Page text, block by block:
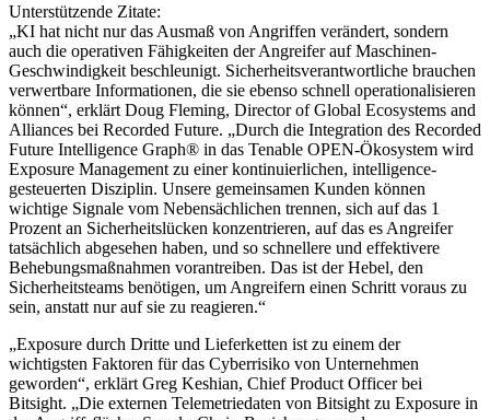
Unterstützende Zitate:
„KI hat nicht nur das Ausmaß von Angriffen verändert, sondern
auch die operativen Fähigkeiten der Angreifer auf Maschinen-
Geschwindigkeit beschleunigt. Sicherheitsverantwortliche brauchen
verwertbare Informationen, die sie ebenso schnell operationalisieren
können“, erklärt Doug Fleming, Director of Global Ecosystems and
Alliances bei Recorded Future. „Durch die Integration des Recorded
Future Intelligence Graph® in das Tenable OPEN-Ökosystem wird
Exposure Management zu einer kontinuierlichen, intelligence-
gesteuerten Disziplin. Unsere gemeinsamen Kunden können
wichtige Signale vom Nebensächlichen trennen, sich auf das 1
Prozent an Sicherheitslücken konzentrieren, auf das es Angreifer
tatsächlich abgesehen haben, und so schnellere und effektivere
Behebungsmaßnahmen vorantreiben. Das ist der Hebel, den
Sicherheitsteams benötigen, um Angreifern einen Schritt voraus zu
sein, anstatt nur auf sie zu reagieren.“
„Exposure durch Dritte und Lieferketten ist zu einem der
wichtigsten Faktoren für das Cyberrisiko von Unternehmen
geworden“, erklärt Greg Keshian, Chief Product Officer bei
Bitsight. „Die externen Telemetriedaten von Bitsight zu Exposure in